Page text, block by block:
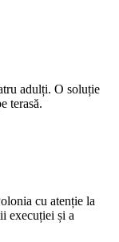
adulți. O soluție
terasă.
cu atenție la
execuției și a